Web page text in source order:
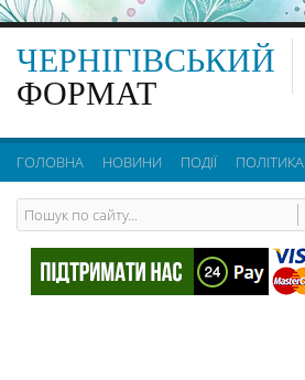
ЧЕРНІГІВСЬКИЙ
ФОРМАТ
ГОЛОВНА НОВИНИ ПОДІЇ ПОЛІТИКА